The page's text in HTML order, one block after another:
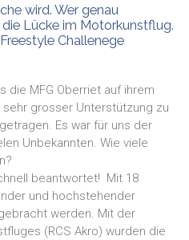
wird. Wer genau
Lücke im Motorkunstflug.
Challenege
die MFG Oberriet auf ihrem
grosser Unterstützung zu
Es war für uns der
Unbekannten. Wie viele
beantwortet! Mit 18
und hochstehender
werden. Mit der
(RCS Akro) wurden die